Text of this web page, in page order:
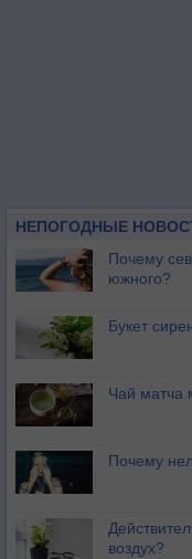
НЕПОГОДНЫЕ
Почему
южного?
Букет
Чай матча
Почему
воздух?